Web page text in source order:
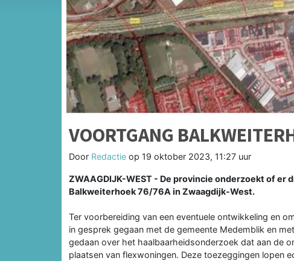
VOORTGANG
Door Redactie op 19 oktober 2023, 11:27 uur
ZWAAGDIJK-WEST - De provincie onderzoekt of er
Balkweiterhoek 76/76A in Zwaagdijk-West.
Ter voorbereiding van een eventuele ontwikkeling en
in gesprek gegaan met de gemeente Medemblik en
gedaan over het haalbaarheidsonderzoek dat aan de
plaatsen van flexwoningen. Deze toezeggingen lopen